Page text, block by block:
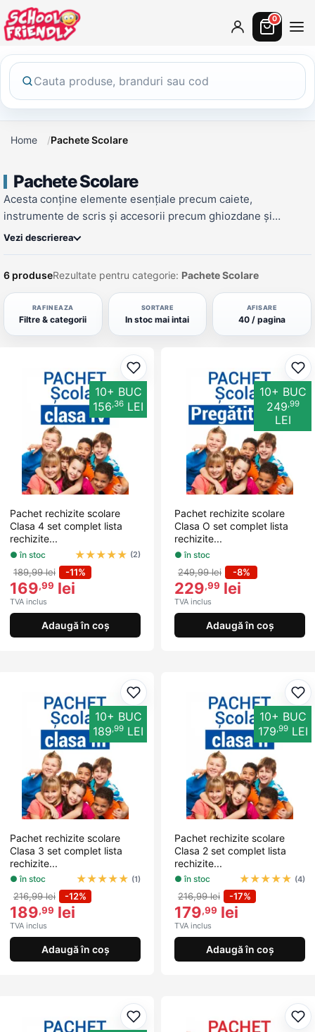
0
Home Pachete Scolare
Pachete Scolare
Acesta conține elemente esențiale precum caiete,
instrumente de scris și accesorii precum ghiozdane și
penare. Cu aceste produse, copiii vor fi pregătiți să
fete și băieți, astfel &icirc;nc&acirc;t să poată fi găsite opțiuni
pentru toți elevii. Investește &icirc;n un pachet scolar complet
și asigură-te că copilul tău este pregătit pentru anul școlar!
Vezi descrierea
6 produseRezultate pentru categorie: Pachete Scolare
RAFINEAZA
Filtre & categorii
SORTARE
In stoc mai intai
AFISARE
40 / pagina
Adaugă la favorite
10+ BUC
156,36 LEI
Pachet rechizite scolare
Clasa 4 set complet lista
rechizite...
● în stoc ★★★★★ (2)
189,99 lei -11%
169,99 lei
TVA inclus
Adaugă în coș
10+ BUC
249,99
LEI
Pachet rechizite scolare
Clasa O set complet lista
rechizite...
● în stoc
249,99 lei -8%
229,99 lei
TVA inclus
Adaugă în coș
Adaugă la favorite
10+ BUC
189,99 LEI
Pachet rechizite scolare
Clasa 3 set complet lista
rechizite...
● în stoc ★★★★★ (1)
216,99 lei -12%
189,99 lei
TVA inclus
Adaugă în coș
10+ BUC
179,99LEI
Pachet rechizite scolare
Clasa 2 set complet lista
rechizite...
● în stoc ★★★★★ (4)
216,99 lei -17%
179,99 lei
TVA inclus
Adaugă în coș
Adaugă la favorite